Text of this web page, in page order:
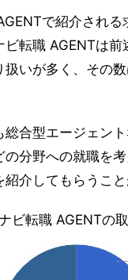
で紹介される
ビ転職 AGENTは前
扱いが多く、その
総合型エージェン
分野への就職を考
介してもらうこと
ビ転職 AGENTの